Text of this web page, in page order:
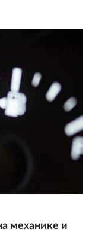
механике и